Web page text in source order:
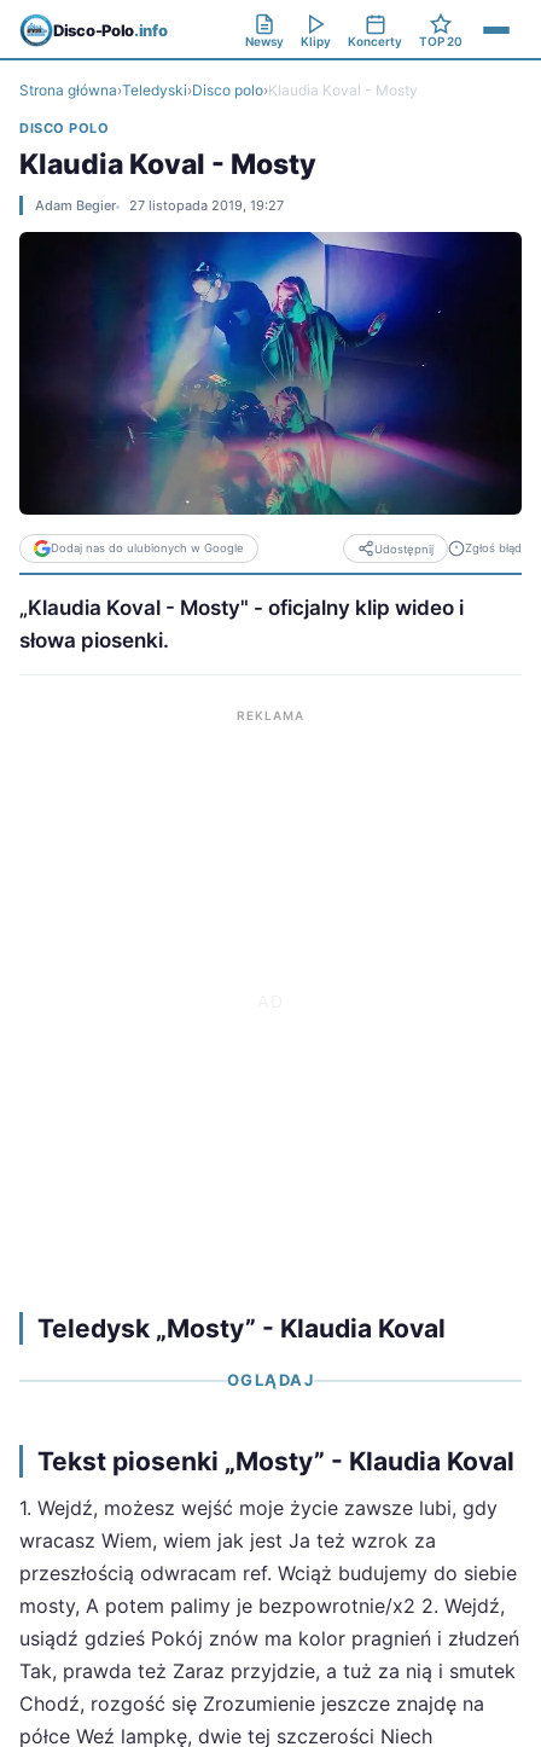
Disco-Polo.info
Newsy Klipy Koncerty TOP 20
Strona główna›Teledyski›Disco polo›Klaudia Koval - Mosty
DISCO POLO
Klaudia Koval - Mosty
Adam Begier 27 listopada 2019, 19:27
Dodaj nas do ulubionych w Google Udostępnij Zgłoś błąd
„Klaudia Koval - Mosty" - oficjalny klip wideo i
słowa piosenki.
REKLAMA
Teledysk „Mosty” - Klaudia Koval
OGLĄDAJ
Tekst piosenki „Mosty” - Klaudia Koval
1. Wejdź, możesz wejść moje życie zawsze lubi, gdy
wracasz Wiem, wiem jak jest Ja też wzrok za
przeszłością odwracam ref. Wciąż budujemy do siebie
mosty, A potem palimy je bezpowrotnie/x2 2. Wejdź,
usiądź gdzieś Pokój znów ma kolor pragnień i złudzeń
Tak, prawda też Zaraz przyjdzie, a tuż za nią i smutek
Chodź, rozgość się Zrozumienie jeszcze znajdę na
półce Weź lampkę, dwie tej szczerości Niech